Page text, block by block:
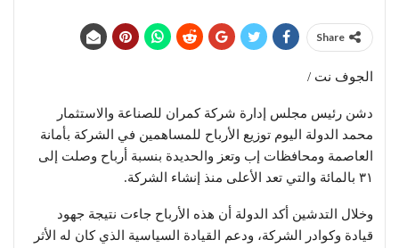
Share
الجوف نت /
دشن رئيس مجلس إدارة شركة كمران للصناعة والاستثمار
محمد الدولة اليوم توزيع الأرباح للمساهمين في الشركة بأمانة
العاصمة ومحافظات إب وتعز والحديدة بنسبة أرباح وصلت إلى
٣١ بالمائة والتي تعد الأعلى منذ إنشاء الشركة.
وخلال التدشين أكد الدولة أن هذه الأرباح جاءت نتيجة جهود
قيادة وكوادر الشركة، ودعم القيادة السياسية الذي كان له الأثر